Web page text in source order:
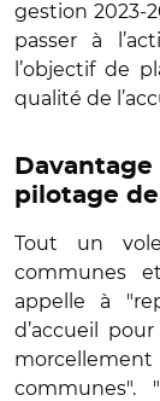
gestion 2023-
passer à
l’objectif de
qualité de
pilotage
Tout un
communes
appelle à
d’accueil
communes".